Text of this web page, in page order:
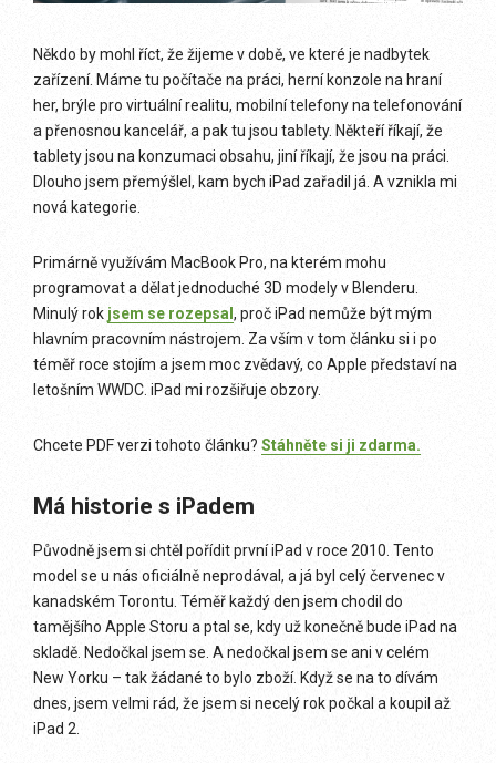
Někdo by mohl říct, že žijeme v době, ve které je nadbytek
zařízení. Máme tu počítače na práci, herní konzole na hraní
her, brýle pro virtuální realitu, mobilní telefony na telefonování
a přenosnou kancelář, a pak tu jsou tablety. Někteří říkají, že
tablety jsou na konzumaci obsahu, jiní říkají, že jsou na práci.
Dlouho jsem přemýšlel, kam bych iPad zařadil já. A vznikla mi
nová kategorie.
Primárně využívám MacBook Pro, na kterém mohu
programovat a dělat jednoduché 3D modely v Blenderu.
Minulý rok jsem se rozepsal , proč iPad nemůže být mým
hlavním pracovním nástrojem. Za vším v tom článku si i po
téměř roce stojím a jsem moc zvědavý, co Apple představí na
letošním WWDC. iPad mi rozšiřuje obzory.
Chcete PDF verzi tohoto článku? Stáhněte si ji zdarma.
Má historie s iPadem
Původně jsem si chtěl pořídit první iPad v roce 2010. Tento
model se u nás oficiálně neprodával, a já byl celý červenec v
kanadském Torontu. Téměř každý den jsem chodil do
tamějšího Apple Storu a ptal se, kdy už konečně bude iPad na
skladě. Nedočkal jsem se. A nedočkal jsem se ani v celém
New Yorku – tak žádané to bylo zboží. Když se na to dívám
dnes, jsem velmi rád, že jsem si necelý rok počkal a koupil až
iPad 2.